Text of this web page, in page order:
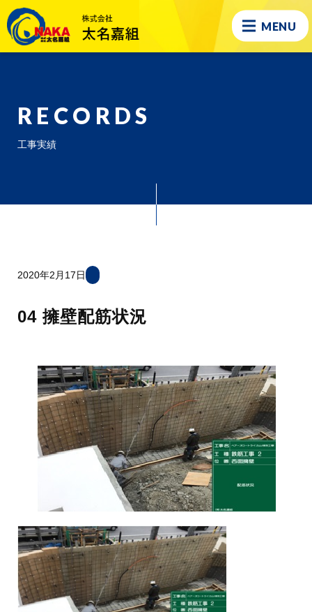
MENU
RECORDS
工事実績
2020年2月17日
04 擁壁配筋状況